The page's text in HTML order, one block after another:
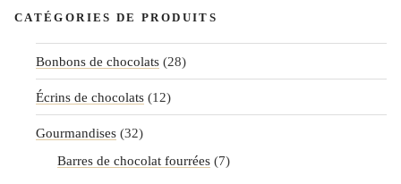
CATÉGORIES DE PRODUITS
Bonbons de chocolats (28)
Écrins de chocolats (12)
Gourmandises (32)
Barres de chocolat fourrées (7)